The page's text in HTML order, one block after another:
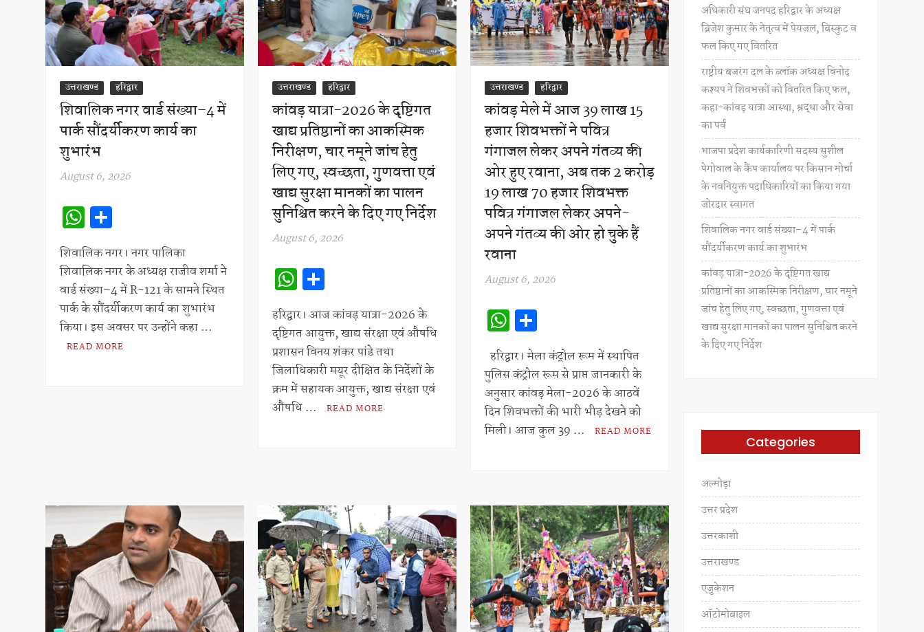
उत्तराखण्ड हरिद्वार
शिवालिक नगर वार्ड संख्या–4 में
पार्क सौंदर्यीकरण कार्य का
शुभारंभ
August 6, 2026
W
h
at
s
A
p
p
h
ar
e
शिवालिक नगर। नगर पालिका
शिवालिक नगर के अध्यक्ष राजीव शर्मा ने
वार्ड संख्या–4 में R-121 के सामने स्थित
पार्क के सौंदर्यीकरण कार्य का शुभारंभ
किया। इस अवसर पर उन्होंने कहा …
READ MORE
उत्तराखण्ड हरिद्वार
कांवड़ यात्रा-2026 के दृष्टिगत
खाद्य प्रतिष्ठानों का आकस्मिक
निरीक्षण, चार नमूने जांच हेतु
लिए गए, स्वच्छता, गुणवत्ता एवं
खाद्य सुरक्षा मानकों का पालन
सुनिश्चित करने के दिए गए निर्देश
August 6, 2026
W
h
at
s
A
p
p
h
ar
e
हरिद्वार। आज कांवड़ यात्रा-2026 के
दृष्टिगत आयुक्त, खाद्य संरक्षा एवं औषधि
प्रशासन विनय शंकर पांडे तथा
जिलाधिकारी मयूर दीक्षित के निर्देशों के
क्रम में सहायक आयुक्त, खाद्य संरक्षा एवं
औषधि …
READ MORE
उत्तराखण्ड हरिद्वार
कांवड़ मेले में आज 39 लाख 15
हजार शिवभक्तों ने पवित्र
गंगाजल लेकर अपने गंतव्य की
ओर हुए रवाना, अब तक 2 करोड़
19 लाख 70 हजार शिवभक्त
पवित्र गंगाजल लेकर अपने-
अपने गंतव्य की ओर हो चुके हैं
रवाना
August 6, 2026
W
h
at
s
A
p
h
ar
e
हरिद्वार। मेला कंट्रोल रूम में स्थापित
पुलिस कंट्रोल रूम से प्राप्त जानकारी के
अनुसार कांवड़ मेला-2026 के आठवें
दिन शिवभक्तों की भारी भीड़ देखने को
मिली। आज कुल 39 …
READ MORE
अधिकारी संघ जनपद हरिद्वार के अध्यक्ष
ब्रिजेश कुमार के नेतृत्व में पेयजल, बिस्कुट व
फल किए गए वितरित
राष्ट्रीय बजरंग दल के ब्लॉक अध्यक्ष विनोद
कश्यप ने शिवभक्तों को वितरित किए फल,
कहा-कांवड़ यात्रा आस्था, श्रद्धा और सेवा
का पर्व
भाजपा प्रदेश कार्यकारिणी सदस्य सुशील
पेगोवाल के कैंप कार्यालय पर किसान मोर्चा
के नवनियुक्त पदाधिकारियों का किया गया
जोरदार स्वागत
शिवालिक नगर वार्ड संख्या–4 में पार्क
सौंदर्यीकरण कार्य का शुभारंभ
कांवड़ यात्रा-2026 के दृष्टिगत खाद्य
प्रतिष्ठानों का आकस्मिक निरीक्षण, चार नमूने
जांच हेतु लिए गए, स्वच्छता, गुणवत्ता एवं
खाद्य सुरक्षा मानकों का पालन सुनिश्चित करने
के दिए गए निर्देश
Categories
अल्मोड़ा
उत्तर प्रदेश
उत्तरकाशी
उत्तराखण्ड
एजुकेशन
ऑटोमोबाइल